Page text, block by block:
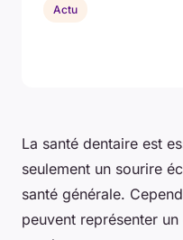
La santé dentaire est
seulement un sourire
santé générale.
peuvent représenter
Actu